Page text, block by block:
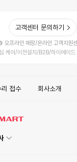
고객센터 문의하기
오프라인 매장/온라인 고객지원
케어/이전설치/B2B/하이메이
리 접수 회사소개